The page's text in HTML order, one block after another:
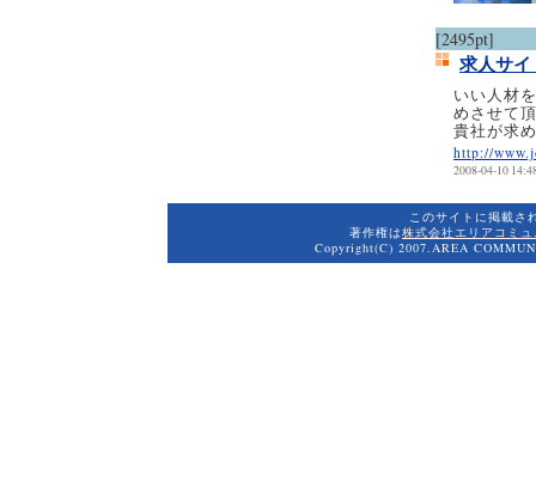
[2495pt]
求人サ
いい人材
めさせて
貴社が求
http://
2008-04-10
このサイトに掲載さ
著作権は株式会社エリアコミ
Copyright(C) 2007.AREA